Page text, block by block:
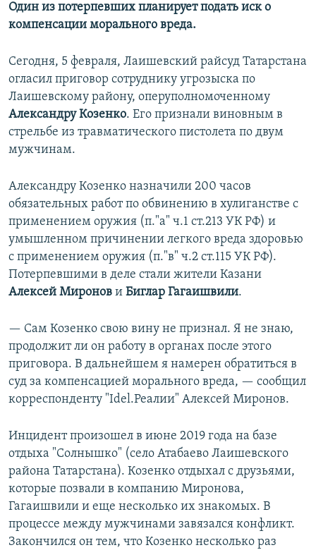
Один из потерпевших планирует подать иск о
компенсации морального вреда.
Сегодня, 5 февраля, Лаишевский райсуд Татарстана
огласил приговор сотруднику угрозыска по
Лаишевскому району, оперуполномоченному
Александру Козенко. Его признали виновным в
стрельбе из травматического пистолета по двум
мужчинам.
Александру Козенко назначили 200 часов
обязательных работ по обвинению в хулиганстве с
применением оружия (п."а" ч.1 ст.213 УК РФ) и
умышленном причинении легкого вреда здоровью
с применением оружия (п."в" ч.2 ст.115 УК РФ).
Потерпевшими в деле стали жители Казани
Алексей Миронов и Биглар Гагаишвили.
— Сам Козенко свою вину не признал. Я не знаю,
продолжит ли он работу в органах после этого
приговора. В дальнейшем я намерен обратиться в
суд за компенсацией морального вреда, — сообщил
корреспонденту "Idel.Реалии" Алексей Миронов.
Инцидент произошел в июне 2019 года на базе
отдыха "Солнышко" (село Атабаево Лаишевского
района Татарстана). Козенко отдыхал с друзьями,
которые позвали в компанию Миронова,
Гагаишвили и еще несколько их знакомых. В
процессе между мужчинами завязался конфликт.
Закончился он тем, что Козенко несколько раз